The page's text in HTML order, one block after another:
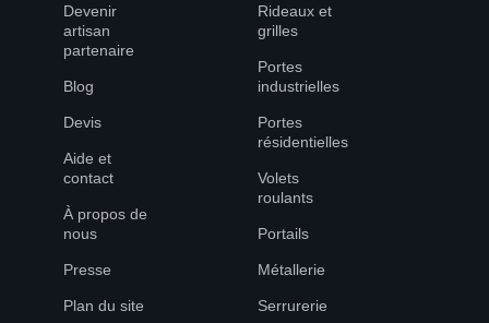
Devenir
artisan
partenaire
Blog
Devis
Aide et
contact
À propos de
nous
Presse
Plan du site
Rideaux et
grilles
Portes
industrielles
Portes
résidentielles
Volets
roulants
Portails
Métallerie
Serrurerie